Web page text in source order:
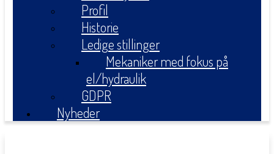
Profil
Historie
Ledige stillinger
Mekaniker med fokus på
el/hydraulik
GDPR
Nyheder